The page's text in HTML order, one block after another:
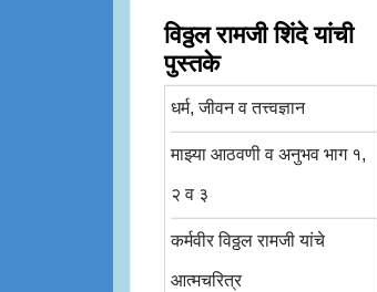
विठ्ठल रामजी शिंदे यांची
पुस्तके
धर्म, जीवन व तत्त्वज्ञान
माझ्या आठवणी व अनुभव भाग १,
२ व ३
कर्मवीर विठ्ठल रामजी यांचे
आत्मचरित्र